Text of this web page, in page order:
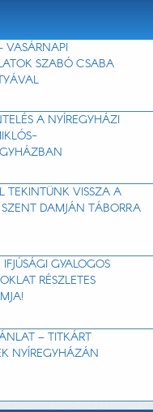
VASÁRNAPI
SZABÓ CSABA
A NYÍREGYHÁZI
TEKINTÜNK VISSZA A
DAMJÁN TÁBORRA
GYALOGOS
RÉSZLETES
– TITKÁRT
NYÍREGYHÁZÁN